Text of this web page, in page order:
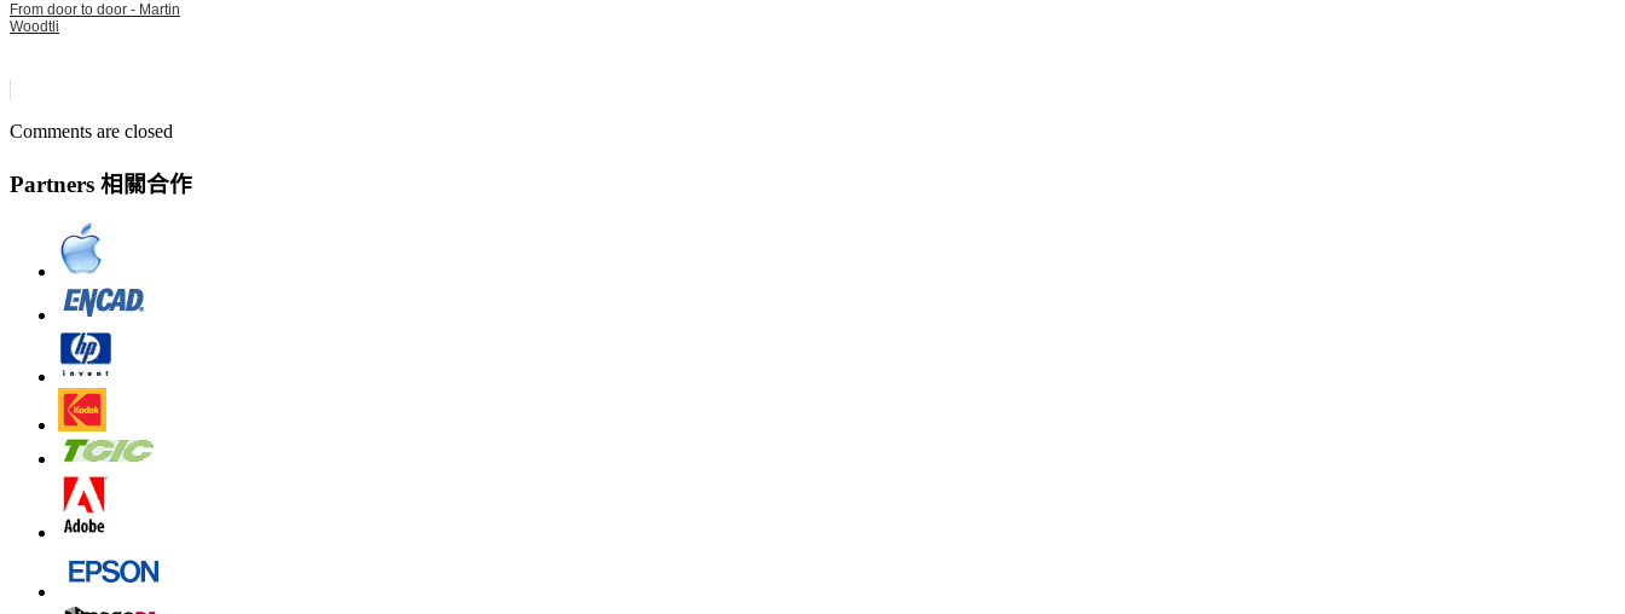
From door to door - Martin
Woodtli
Comments are closed
Partners 相關合作